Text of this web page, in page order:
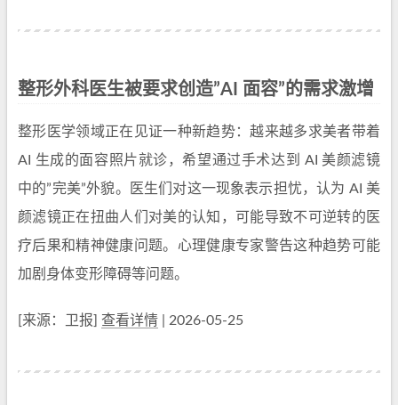
整形外科医生被要求创造”AI 面容”的需求激增
整形医学领域正在见证一种新趋势：越来越多求美者带着
AI 生成的面容照片就诊，希望通过手术达到 AI 美颜滤镜
中的”完美”外貌。医生们对这一现象表示担忧，认为 AI 美
颜滤镜正在扭曲人们对美的认知，可能导致不可逆转的医
疗后果和精神健康问题。心理健康专家警告这种趋势可能
加剧身体变形障碍等问题。
[来源：卫报] 查看详情 | 2026-05-25